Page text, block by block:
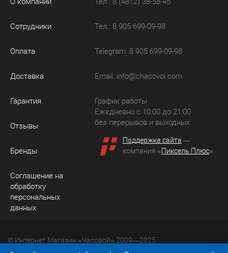
Сотрудники
Оплата
Доставка
Гарантия
Отзывы
Бренды
Соглашение на
обработку
персональных
данных
Тел.: 8 905 699-09-98
Telegram: 8 905 699-09-98
Email: info@chasovoi.com
График работы
Ежедневно с 10:00 до 21:00
без перерывов и выходных
Поддержка сайта —
компания «Пиксель Плюс»
© Интернет Магазин «Часовой» 2009—2025
Юридический адрес: 214036 Россия, г. Смоленск, ул.